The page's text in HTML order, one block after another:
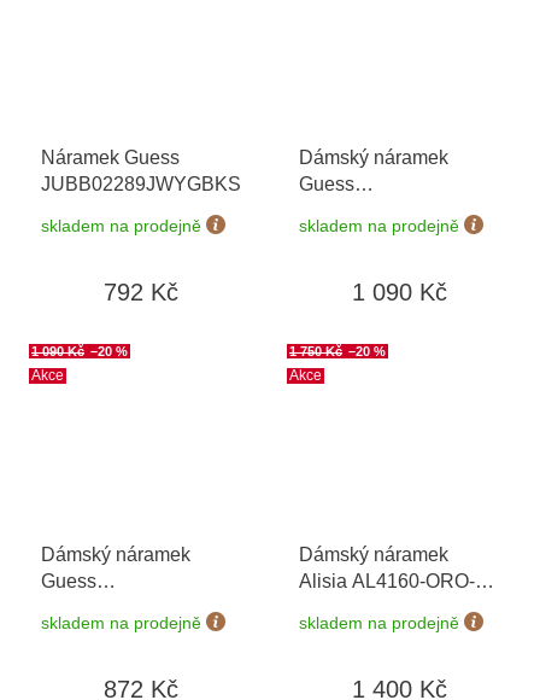
Náramek Guess
JUBB02289JWYGBKS
skladem na prodejně
792 Kč
Dámský náramek
Guess
JUBB04110JWYGS
skladem na prodejně
1 090 Kč
Akce
1 090 Kč –20 %
Dámský náramek
Guess
JUBB04647JWYGS+
možnost výměny do 90
skladem na prodejně
872 Kč
Akce
1 750 Kč –20 %
Dámský náramek
Alisia AL4160-ORO-
skladem na prodejně
1 400 Kč